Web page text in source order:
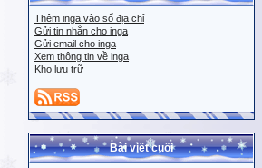
Thêm inga vào sổ địa chỉ
Gửi tin nhắn cho inga
Gửi email cho inga
Xem thông tin về inga
Kho lưu trữ
Bài viết cuối